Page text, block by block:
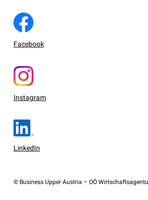
Facebook
Instagram
LinkedIn
© Business Upper Austria – OÖ